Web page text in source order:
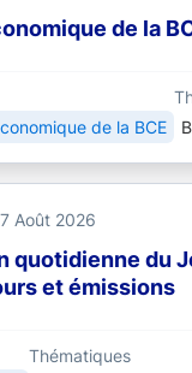
de la
de la BCE
7 Août 2026
quotidienne du
et émissions
Thématiques